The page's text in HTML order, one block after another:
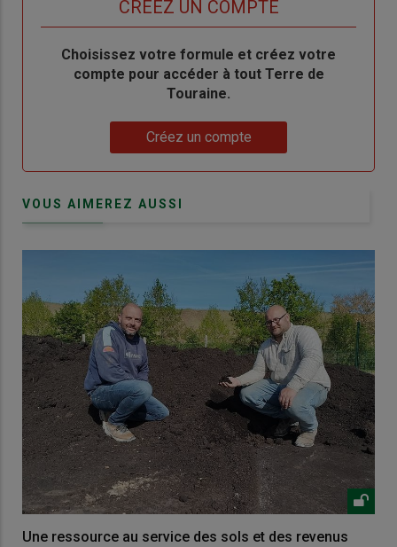
CRÉEZ UN COMPTE
BodyChoisissez votre formule et créez votre
compte pour accéder à tout Terre de
Touraine.
Créez un compte
VOUS AIMEREZ AUSSI
Une ressource au service des sols et des revenus